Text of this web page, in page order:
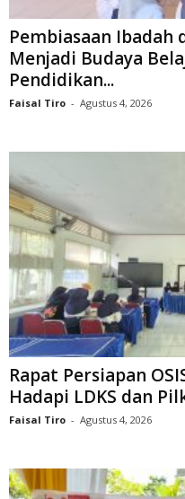
Pembiasaan
Menjadi Budaya
Pendidikan...
Faisal Tiro - Agustus 4, 2026
Rapat Persiapan
Hadapi LDKS dan
Faisal Tiro - Agustus 4, 2026